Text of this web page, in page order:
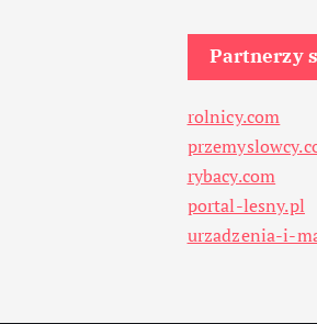
Partnerzy
rolnicy.com
rybacy.com
portal-lesny.pl
urzadzenia-i-